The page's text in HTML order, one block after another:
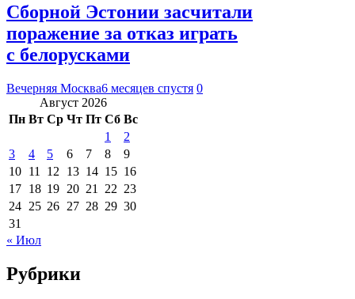
Сборной Эстонии засчитали
поражение за отказ играть
с белорусками
Вечерняя Москва6 месяцев спустя 0
Август 2026
Пн Вт Ср Чт Пт Сб Вс
1
2
3
4 5 6 7 8
9
10 11 12 13 14 15 16
17 18 19 20 21 22 23
24 25 26 27 28 29 30
31
« Июл
Рубрики